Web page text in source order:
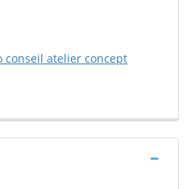
conseil atelier concept